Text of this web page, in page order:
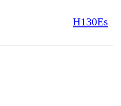
H130Es